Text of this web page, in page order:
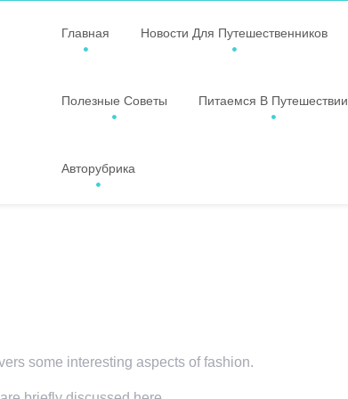
Главная Новости Для Путешественников
Полезные Советы Питаемся В Путешествии
Авторубрика
some interesting aspects of fashion.